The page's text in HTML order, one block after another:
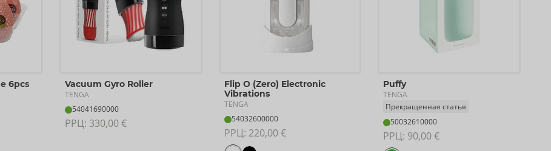
6pcs Vacuum Gyro Roller
TENGA
54041690000
РРЦ: 330,00 €
Flip O (Zero) Electronic
Vibrations
TENGA
54032600000
РРЦ: 220,00 €
Puffy
TENGA
Прекращенная статья
50032610000
РРЦ: 90,00 €